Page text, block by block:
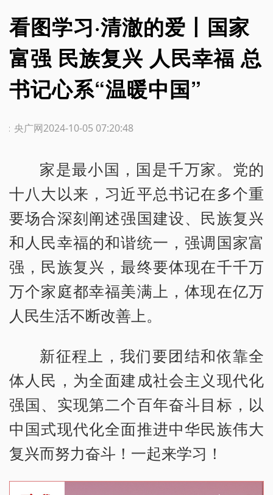
看图学习·清澈的爱丨国家
富强 民族复兴 人民幸福 总
书记心系“温暖中国”
2024-10-05 07:20:48
：央广网
家是最小国，国是千万家。党的
十八大以来，习近平总书记在多个重
要场合深刻阐述强国建设、民族复兴
和人民幸福的和谐统一，强调国家富
强，民族复兴，最终要体现在千千万
万个家庭都幸福美满上，体现在亿万
人民生活不断改善上。
新征程上，我们要团结和依靠全
体人民，为全面建成社会主义现代化
强国、实现第二个百年奋斗目标，以
中国式现代化全面推进中华民族伟大
复兴而努力奋斗！一起来学习！